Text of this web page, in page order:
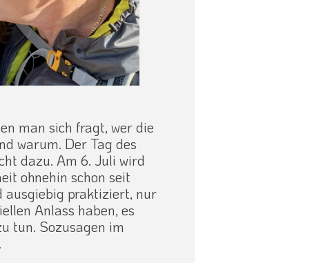
man sich fragt, wer die
warum. Der Tag des
dazu. Am 6. Juli wird
ohnehin schon seit
ausgiebig praktiziert, nur
Anlass haben, es
tun. Sozusagen im